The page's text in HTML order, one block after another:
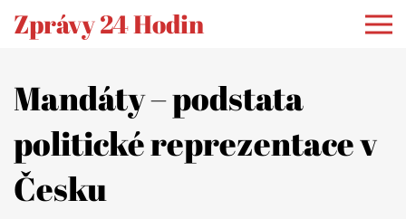
Zprávy 24 Hodin
Mandáty – podstata
politické reprezentace v
Česku